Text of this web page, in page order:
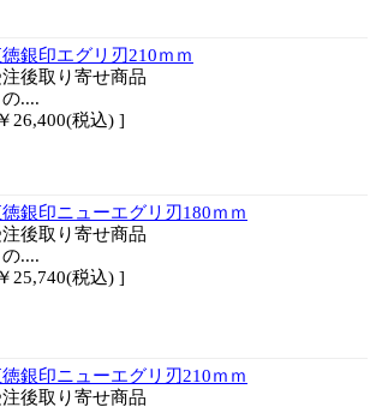
銀印エグリ刃210ｍｍ
注後取り寄せ商品
の....
26,400(税込) ]
銀印ニューエグリ刃180ｍｍ
注後取り寄せ商品
の....
25,740(税込) ]
銀印ニューエグリ刃210ｍｍ
注後取り寄せ商品